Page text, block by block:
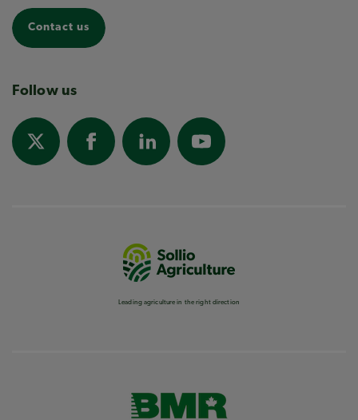
Contact us
Follow us
Leading agriculture in the right direction